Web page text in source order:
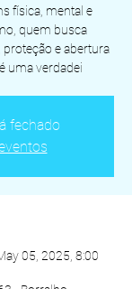
física, mental e
quem busca
e abertura
uma verdadei
fechado
05, 2025, 8:00